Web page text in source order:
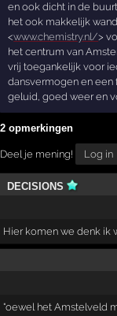
en ook dicht in de
het ook makkelijk
<www.chemistry.nl/>
het centrum van
vrij toegankelijk voor
dansvermogen en
geluid, goed weer en
2 opmerkingen
Deel je mening! Log in
DECISIONS
Hier komen we denk ik
"oewel het Amstelveld